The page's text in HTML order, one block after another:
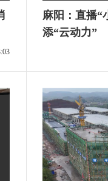
麻阳：直播“
添“云动力”